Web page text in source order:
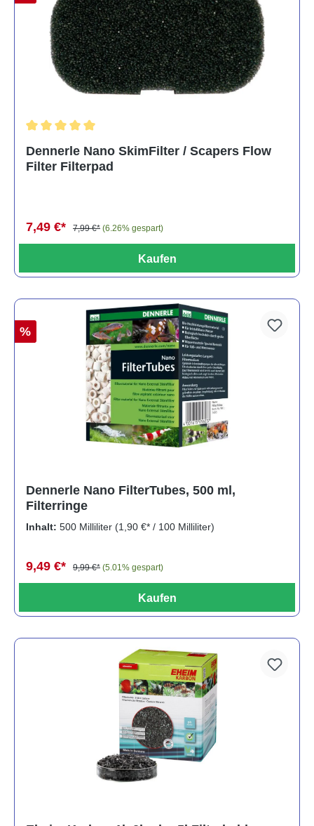
Dennerle Nano SkimFilter / Scapers Flow
Filter Filterpad
7,49 €* 7,99 €* (6.26% gespart)
Kaufen
%
Dennerle Nano FilterTubes, 500 ml,
Filterringe
Inhalt: 500 Milliliter (1,90 €* / 100 Milliliter)
9,49 €* 9,99 €* (5.01% gespart)
Kaufen